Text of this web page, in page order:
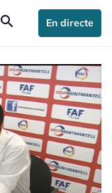
search En directe